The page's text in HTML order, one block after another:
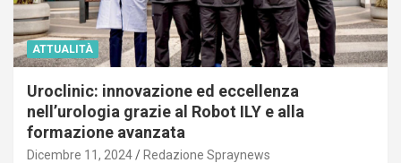
ATTUALITÀ
Uroclinic: innovazione ed eccellenza
nell’urologia grazie al Robot ILY e alla
formazione avanzata
Dicembre 11, 2024 Redazione Spraynews